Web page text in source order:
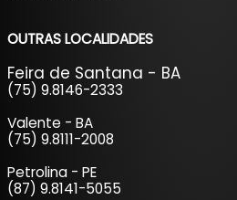
OUTRAS LOCALIDADES
Feira de Santana - BA
(75) 9.8146-2333
Valente - BA
(75) 9.8111-2008
Petrolina - PE
(87) 9.8141-5055